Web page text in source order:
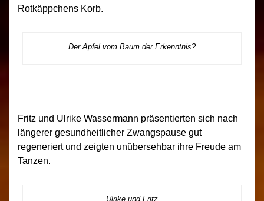
Rotkäppchens Korb.
Der Apfel vom Baum der Erkenntnis?
Fritz und Ulrike Wassermann präsentierten sich nach
längerer gesundheitlicher Zwangspause gut
regeneriert und zeigten unübersehbar ihre Freude am
Tanzen.
Ulrike und Fritz